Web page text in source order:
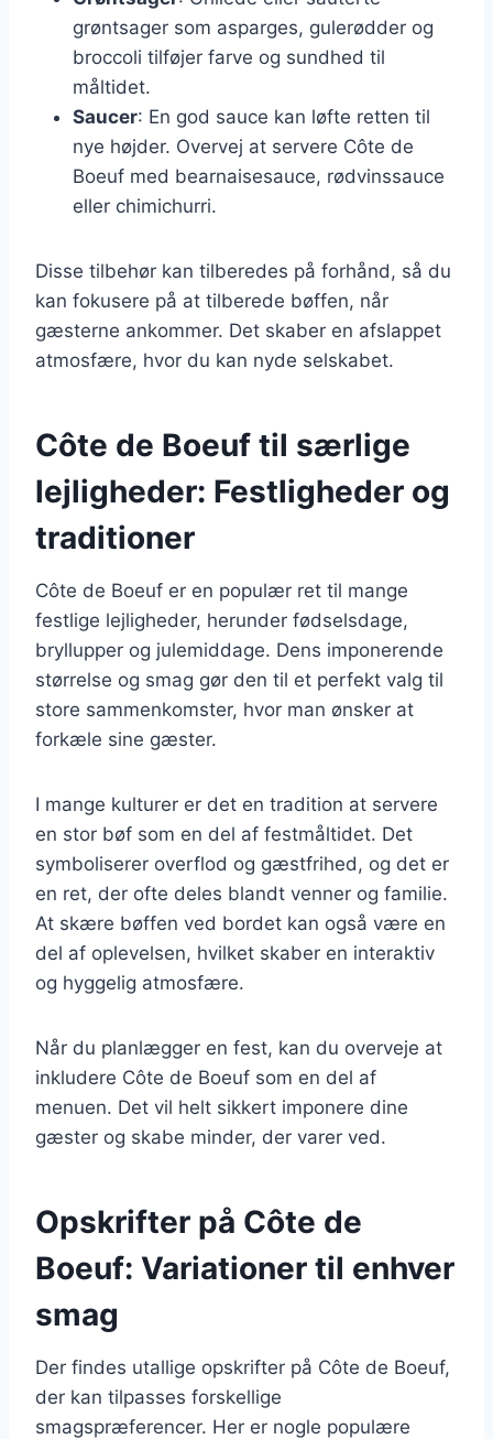
grøntsager som asparges, gulerødder og
broccoli tilføjer farve og sundhed til
måltidet.
Saucer: En god sauce kan løfte retten til
nye højder. Overvej at servere Côte de
Boeuf med bearnaisesauce, rødvinssauce
eller chimichurri.
Disse tilbehør kan tilberedes på forhånd, så du
kan fokusere på at tilberede bøffen, når
gæsterne ankommer. Det skaber en afslappet
atmosfære, hvor du kan nyde selskabet.
Côte de Boeuf til særlige
lejligheder: Festligheder og
traditioner
Côte de Boeuf er en populær ret til mange
festlige lejligheder, herunder fødselsdage,
bryllupper og julemiddage. Dens imponerende
størrelse og smag gør den til et perfekt valg til
store sammenkomster, hvor man ønsker at
forkæle sine gæster.
I mange kulturer er det en tradition at servere
en stor bøf som en del af festmåltidet. Det
symboliserer overflod og gæstfrihed, og det er
en ret, der ofte deles blandt venner og familie.
At skære bøffen ved bordet kan også være en
del af oplevelsen, hvilket skaber en interaktiv
og hyggelig atmosfære.
Når du planlægger en fest, kan du overveje at
inkludere Côte de Boeuf som en del af
menuen. Det vil helt sikkert imponere dine
gæster og skabe minder, der varer ved.
Opskrifter på Côte de
Boeuf: Variationer til enhver
smag
Der findes utallige opskrifter på Côte de Boeuf,
der kan tilpasses forskellige
smagspræferencer. Her er nogle populære